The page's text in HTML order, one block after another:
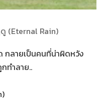
(Eternal Rain)
กลายเป็นคนที่น่าผิดหวัง
ทำลาย..